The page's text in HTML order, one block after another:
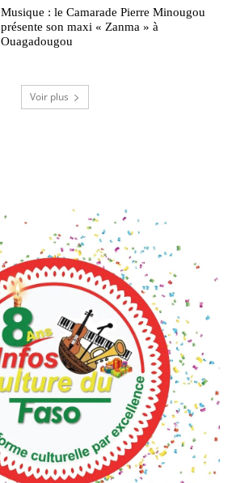
Musique : le Camarade Pierre Minougou
présente son maxi « Zanma » à
Ouagadougou
Voir plus